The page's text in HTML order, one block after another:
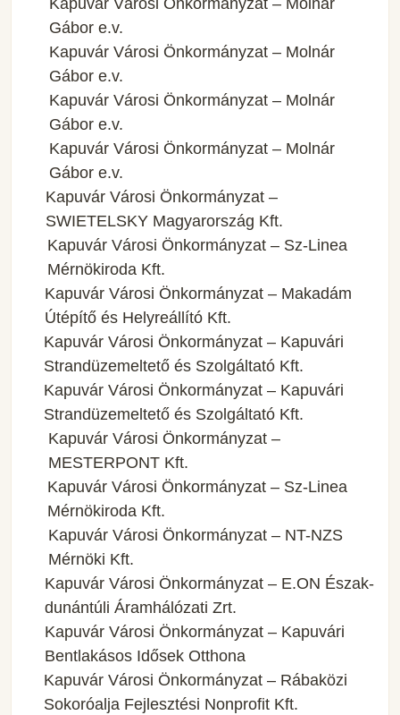
Gábor e.v.
Kapuvár Városi Önkormányzat – Molnár
Gábor e.v.
Kapuvár Városi Önkormányzat – Molnár
Gábor e.v.
Kapuvár Városi Önkormányzat – Molnár
Gábor e.v.
Kapuvár Városi Önkormányzat –
SWIETELSKY Magyarország Kft.
Kapuvár Városi Önkormányzat – Sz-Linea
Mérnökiroda Kft.
Kapuvár Városi Önkormányzat – Makadám
Útépítő és Helyreállító Kft.
Kapuvár Városi Önkormányzat – Kapuvári
Strandüzemeltető és Szolgáltató Kft.
Kapuvár Városi Önkormányzat – Kapuvári
Strandüzemeltető és Szolgáltató Kft.
Kapuvár Városi Önkormányzat –
MESTERPONT Kft.
Kapuvár Városi Önkormányzat – Sz-Linea
Mérnökiroda Kft.
Kapuvár Városi Önkormányzat – NT-NZS
Mérnöki Kft.
Kapuvár Városi Önkormányzat – E.ON Észak-
dunántúli Áramhálózati Zrt.
Kapuvár Városi Önkormányzat – Kapuvári
Bentlakásos Idősek Otthona
Kapuvár Városi Önkormányzat – Rábaközi
Sokoróalja Fejlesztési Nonprofit Kft.